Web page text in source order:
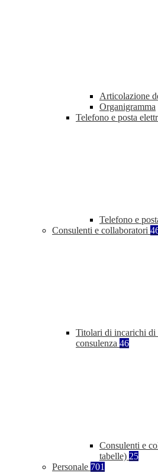
Articolazione
Organigramma
Telefono e posta
Telefono e
Consulenti e collaboratori
Titolari di incarichi di
consulenza 46
Consulenti e
tabelle) 25
Personale 701